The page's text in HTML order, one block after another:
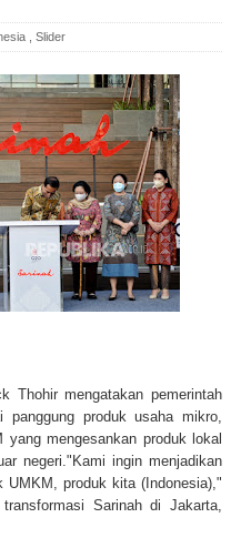
Slider
Thohir mengatakan pemerintah
panggung produk usaha mikro,
mengesankan produk lokal
negeri."Kami ingin menjadikan
UMKM, produk kita (Indonesia),"
Sarinah di Jakarta,